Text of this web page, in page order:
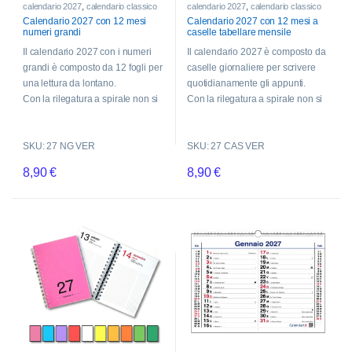
segnato il Santo.
Il numero della settimana, i segni
zodiacali e le lune sono disposti a
lato.
A piede di pagina una serie di
righe utili per segnare altre
informazioni del mese.
OPZIONE SELEZIONANDO LA
MENU A TENDINA QUI SOTTO.
calendario 2027, calendario classico
Calendario 2027 con 12 mesi
numeri grandi
Il calendario 2027 con i numeri
grandi è composto da 12 fogli per
una lettura da lontano.
Con la rilegatura a spirale non si
A3 30×42 cm oppure piccolo A4
SKU: 27 NG VER
8,90€
Questo prodotto ha più varianti. Le opzioni possono essere scelte
calendario 2027, calendario classico
Calendario 2027 con 12 mesi a
caselle tabellare mensile
Il calendario 2027 è composto da
caselle giornaliere per scrivere
quotidianamente gli appunti.
Con la rilegatura a spirale non si
Disponibile nel formato classico
21×30 cm
SKU: 27 CAS VER
8,90€
Questo prodotto ha più varianti.